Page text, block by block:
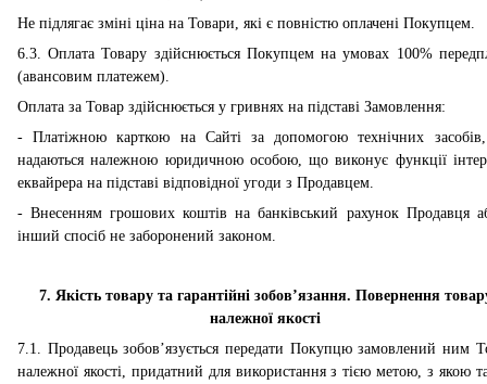
Не підлягає зміні ціна на Товари, які є повністю оплачені Покупцем.
6.3. Оплата Товару здійснюється Покупцем на умовах 100%
(авансовим платежем).
Оплата за Товар здійснюється у гривнях на підставі Замовлення:
- Платіжною карткою на Сайті за допомогою технічних
надаються належною юридичною особою, що виконує функції
еквайрера на підставі відповідної угоди з Продавцем.
- Внесенням грошових коштів на банківський рахунок Продавця
інший спосіб не заборонений законом.
7. Якість товару та гарантійні зобов’язання. Повернення
належної якості
7.1. Продавець зобов’язується передати Покупцю замовлений ним
належної якості, придатний для використання з тією метою, з якою